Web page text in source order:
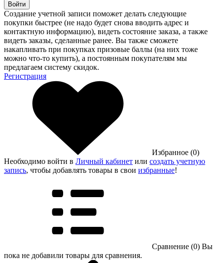
Войти
Создание учетной записи поможет делать следующие
покупки быстрее (не надо будет снова вводить адрес и
контактную информацию), видеть состояние заказа, а также
видеть заказы, сделанные ранее. Вы также сможете
накапливать при покупках призовые баллы (на них тоже
можно что-то купить), а постоянным покупателям мы
предлагаем систему скидок.
Регистрация
Избранное (0)
Необходимо войти в Личный кабинет или создать учетную
запись, чтобы добавлять товары в свои избранные!
Сравнение (0) Вы
пока не добавили товары для сравнения.